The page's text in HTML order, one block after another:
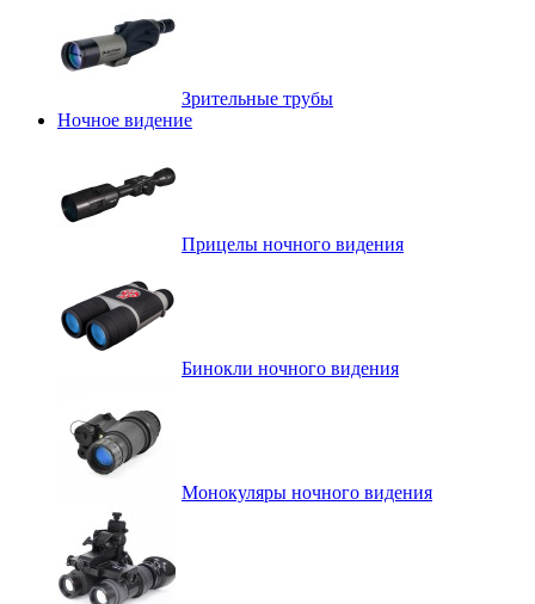
Зрительные трубы
Ночное видение
Прицелы ночного видения
Бинокли ночного видения
Монокуляры ночного видения